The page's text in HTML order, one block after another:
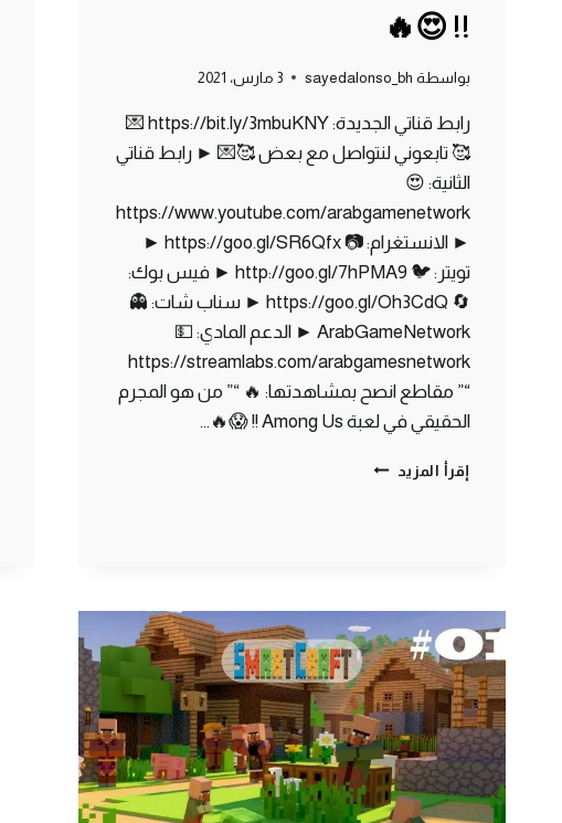
!! 😍🔥
بواسطة sayedalonso_bh 3 مارس، 2021
رابط قناتي الجديدة: https://bit.ly/3mbuKNY 💌
🥰 تابعوني لنتواصل مع بعض 🥰💌 ► رابط قناتي
الثانية: 😍
https://www.youtube.com/arabgamenetwork
► الانستغرام: 📷 https://goo.gl/SR6Qfx ►
تويتر: 🐦 http://goo.gl/7hPMA9 ► فيس بوك:
🔄 https://goo.gl/Oh3CdQ ► سناب شات: 👻
ArabGameNetwork ► الدعم المادي: 💵
https://streamlabs.com/arabgamesnetwork
“” مقاطع انصح بمشاهدتها: 🔥 “” من هو المجرم
الحقيقي في لعبة Among Us !! 😱🔥…
إقرأ المزيد ماين
انتهينا
من
القلعة
الرهيبة
|
MINECRAFT
!!
😍